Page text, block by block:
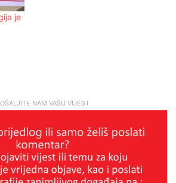
je
NAM VAŠU VIJEST